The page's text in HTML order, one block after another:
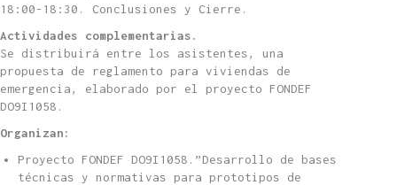
18:00-18:30. Conclusiones y Cierre.
Actividades complementarias.
Se distribuirá entre los asistentes, una
propuesta de reglamento para viviendas de
emergencia, elaborado por el proyecto FONDEF
DO9I1058.
Organizan:
Proyecto FONDEF DO9I1058.”Desarrollo de bases
técnicas y normativas para prototipos de